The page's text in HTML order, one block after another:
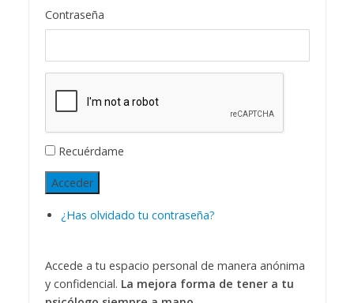
Contraseña
Recuérdame
Acceder
¿Has olvidado tu contraseña?
Accede a tu espacio personal de manera anónima
y confidencial. La mejora forma de tener a tu